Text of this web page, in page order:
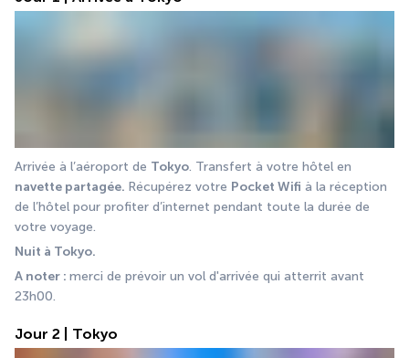
Arrivée à l’aéroport de Tokyo
navette partagée. Récupérez votre Pocket Wifi à la réception
de l’hôtel pour profiter d’internet pendant toute la durée de
votre voyage.
Nuit à Tokyo.
A noter : merci de prévoir un vol d'arrivée qui atterrit avant
23h00.
Jour 2 | Tokyo